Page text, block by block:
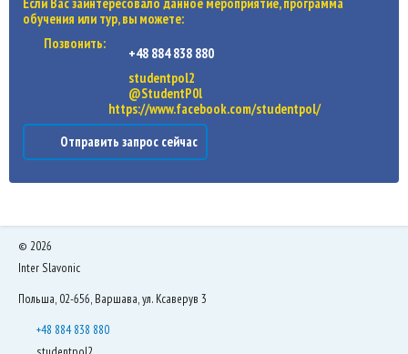
обучения или тур, вы можете:
Позвонить:
+48 884 838 880
studentpol2
@StudentP0l
https://www.facebook.com/studentpol/
Отправить запрос сейчас
© 2026
Inter Slavonic
Польша, 02-656, Варшава, ул. Ксаверув 3
+48 884 838 880